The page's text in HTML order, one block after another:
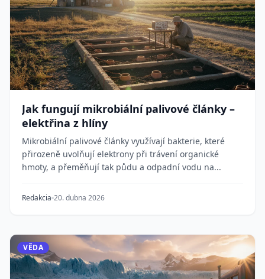
Jak fungují mikrobiální palivové články –
elektřina z hlíny
Mikrobiální palivové články využívají bakterie, které
přirozeně uvolňují elektrony při trávení organické
hmoty, a přeměňují tak půdu a odpadní vodu na...
Redakcia 20. dubna 2026
VĚDA